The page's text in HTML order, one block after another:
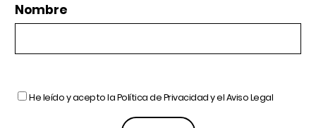
Nombre
He leído y acepto laPolítica de Privacidady elAviso Legal